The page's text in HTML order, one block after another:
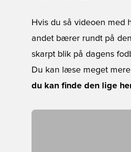
Hvis du så videoen med
andet bærer rundt på
skarpt blik på dagens
Du kan læse meget
du kan finde den lige